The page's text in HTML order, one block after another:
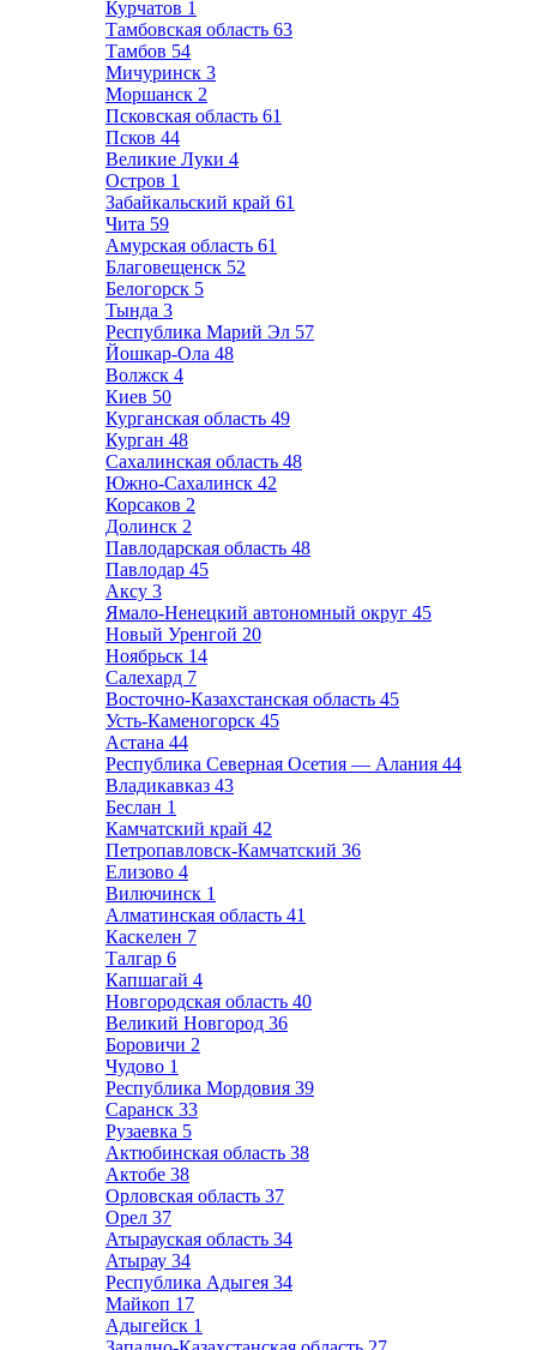
Курчатов 1
Тамбовская область 63
Тамбов 54
Мичуринск 3
Моршанск 2
Псковская область 61
Псков 44
Великие Луки 4
Остров 1
Забайкальский край 61
Чита 59
Амурская область 61
Благовещенск 52
Белогорск 5
Тында 3
Республика Марий Эл 57
Йошкар-Ола 48
Волжск 4
Киев 50
Курганская область 49
Курган 48
Сахалинская область 48
Южно-Сахалинск 42
Корсаков 2
Долинск 2
Павлодарская область 48
Павлодар 45
Аксу 3
Ямало-Ненецкий автономный округ 45
Новый Уренгой 20
Ноябрьск 14
Салехард 7
Восточно-Казахстанская область 45
Усть-Каменогорск 45
Астана 44
Республика Северная Осетия — Алания 44
Владикавказ 43
Беслан 1
Камчатский край 42
Петропавловск-Камчатский 36
Елизово 4
Вилючинск 1
Алматинская область 41
Каскелен 7
Талгар 6
Капшагай 4
Новгородская область 40
Великий Новгород 36
Боровичи 2
Чудово 1
Республика Мордовия 39
Саранск 33
Рузаевка 5
Актюбинская область 38
Актобе 38
Орловская область 37
Орел 37
Атырауская область 34
Атырау 34
Республика Адыгея 34
Майкоп 17
Адыгейск 1